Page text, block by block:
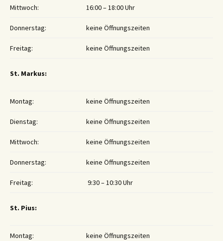
Mittwoch: 16:00 – 18:00 Uhr
Donnerstag: keine Öffnungszeiten
Freitag: keine Öffnungszeiten
St. Markus:
Montag: keine Öffnungszeiten
Dienstag: keine Öffnungszeiten
Mittwoch: keine Öffnungszeiten
Donnerstag: keine Öffnungszeiten
Freitag: 9:30 – 10:30 Uhr
St. Pius:
Montag: keine Öffnungszeiten